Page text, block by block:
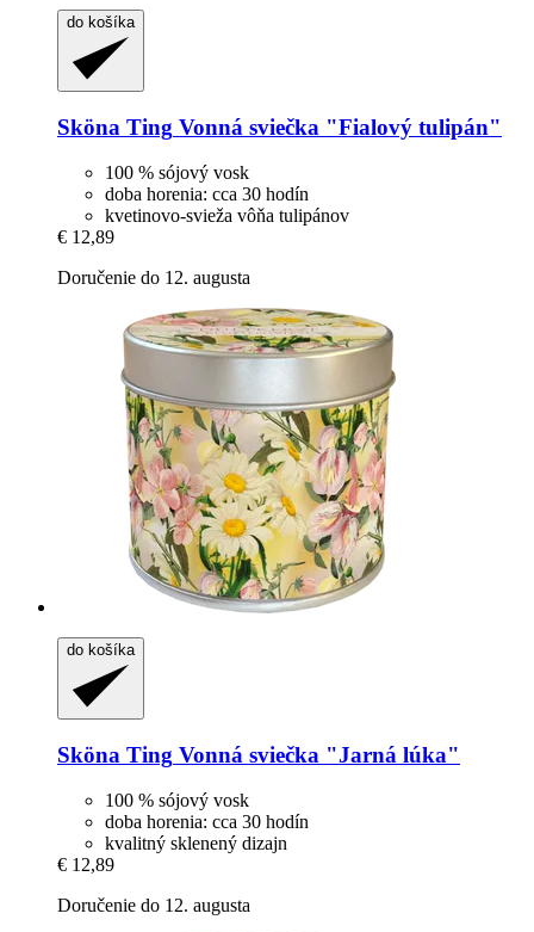
do košíka
Sköna Ting Vonná sviečka "Fialový tulipán"
100 % sójový vosk
doba horenia: cca 30 hodín
kvetinovo-svieža vôňa tulipánov
€ 12,89
Doručenie do 12. augusta
do košíka
Sköna Ting Vonná sviečka "Jarná lúka"
100 % sójový vosk
doba horenia: cca 30 hodín
kvalitný sklenený dizajn
€ 12,89
Doručenie do 12. augusta